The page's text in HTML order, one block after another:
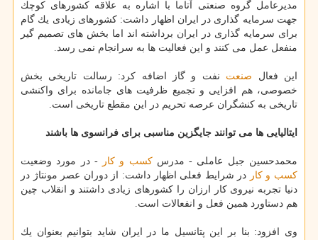
مدیرعامل گروه صنعتی آتاما با اشاره به علاقه كشورهای كوچك
جهت سرمایه گذاری در ایران اظهار داشت: كشورهای زیادی یك گام
برای سرمایه گذاری در ایران برداشته اند اما بخش های تصمیم گیر
منفعل عمل می كنند و این فعالیت ها به سرانجام نمی رسد.
این فعال صنعت نفت و گاز اضافه كرد: رسالت تاریخی بخش
خصوصی، هم افزایی و تجمیع ظرفیت های جامانده برای واكنشی
تاریخی به كنشگران عرصه تحریم در این مقطع تاریخی است.
ایتالیایی ها می توانند جایگزین مناسبی برای فرانسوی ها باشند
محمدحسین جبل عاملی - مدرسكسب و كار
- در مورد وضعیت
كسب و كار در شرایط فعلی اظهار داشت: از دوران عصر مونتاژ در
دنیا تجربه نیروی كار ارزان را كشورهای زیادی داشتند و انقلاب چین
هم دستاورد همین فعل و انفعالات است.
وی افزود: بنا بر این پتانسیل ما در ایران شاید بتوانیم بعنوان یك